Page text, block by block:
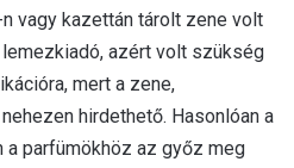
vagy kazettán tárolt zene volt
azért volt szükség
mert a zene,
hirdethető. Hasonlóan a
parfümökhöz az győz meg